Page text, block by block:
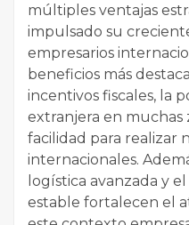
múltiples ventajas
impulsado su
empresarios
beneficios más
incentivos fiscales, la
extranjera en muchas
facilidad para realizar
internacionales.
logística avanzada y
estable fortalecen el